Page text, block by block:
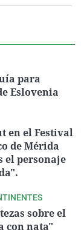
para
Eslovenia
en el Festival
de Mérida
el personaje
sobre el
con nata"